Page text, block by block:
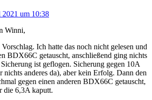
um 10:38
Winni,
Ich hatte das noch nicht gelesen und
BDX66C getauscht, anschließend ging nichts
ist geflogen. Sicherung gegen 10A
nichts anderes da), aber kein Erfolg. Dann den
gegen einen anderen BDX66C getauscht,
die 6,3A kaputt.